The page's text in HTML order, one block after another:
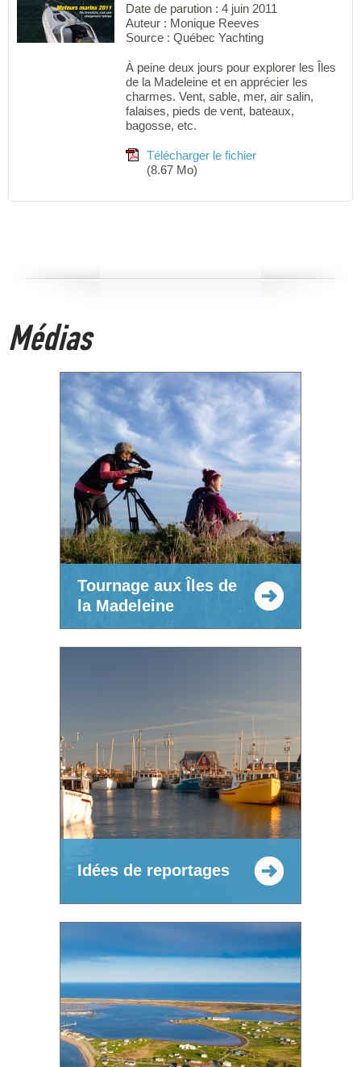
Date de parution : 4 juin 2011
Auteur : Monique Reeves
Source : Québec Yachting
À peine deux jours pour explorer les Îles
de la Madeleine et en apprécier les
charmes. Vent, sable, mer, air salin,
falaises, pieds de vent, bateaux,
bagosse, etc.
Télécharger le fichier
(8.67 Mo)
Médias
Tournage aux Îles de
la Madeleine
Idées de reportages